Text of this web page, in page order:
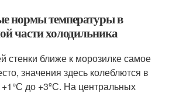
нормы температуры в
части холодильника
стенки ближе к морозилке самое
значения здесь колеблются в
+1°С до +3ºС. На центральных